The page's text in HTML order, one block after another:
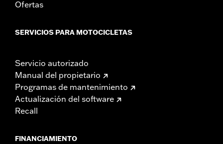
Ofertas
SERVICIOS PARA MOTOCICLETAS
Servicio autorizado
Manual del propietario
Programas de mantenimiento
Actualización del software
Recall
FINANCIAMIENTO